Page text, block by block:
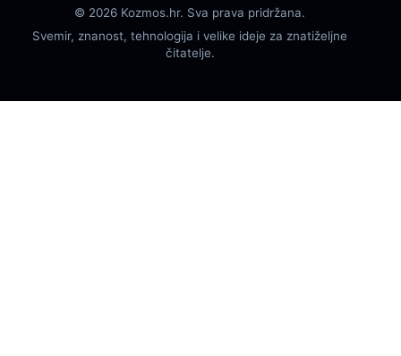
© 2026 Kozmos.hr. Sva prava pridržana.
Svemir, znanost, tehnologija i velike ideje za znatiželjne
čitatelje.